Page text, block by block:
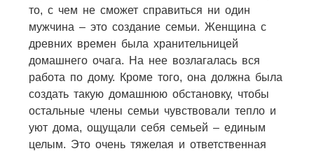
то, с чем не сможет справиться ни один
мужчина – это создание семьи. Женщина с
древних времен была хранительницей
домашнего очага. На нее возлагалась вся
работа по дому. Кроме того, она должна была
создать такую домашнюю обстановку, чтобы
остальные члены семьи чувствовали тепло и
уют дома, ощущали себя семьей – единым
целым. Это очень тяжелая и ответственная